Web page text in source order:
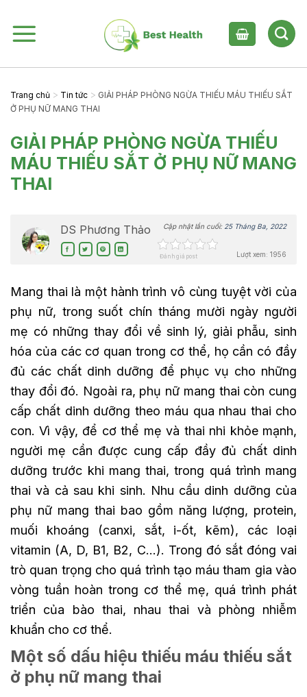
content
Trang chủ > Tin tức > GIẢI PHÁP PHÒNG NGỪA THIẾU MÁU THIẾU SẮT
Ở PHỤ NỮ MANG THAI
GIẢI PHÁP PHÒNG NGỪA THIẾU
MÁU THIẾU SẮT Ở PHỤ NỮ MANG
THAI
DS Phương Thảo Cập nhật lần cuối: 25 Tháng Ba, 2022
Đánh giá post Lượt xem: 1956
Mang thai là một hành trình vô cùng tuyệt vời của
phụ nữ, trong suốt chín tháng mười ngày người
mẹ có những thay đổi về sinh lý, giải phẫu, sinh
hóa của các cơ quan trong cơ thể, họ cần có đầy
đủ các chất dinh dưỡng để phục vụ cho những
thay đổi đó. Ngoài ra, phụ nữ mang thai còn cung
cấp chất dinh dưỡng theo máu qua nhau thai cho
con. Vì vậy, để cơ thể mẹ và thai nhi khỏe mạnh,
người mẹ cần được cung cấp đầy đủ chất dinh
dưỡng trước khi mang thai, trong quá trình mang
thai và cả sau khi sinh. Nhu cầu dinh dưỡng của
phụ nữ mang thai bao gồm năng lượng, protein,
muối khoáng (canxi, sắt, i-ốt, kẽm), các loại
vitamin (A, D, B1, B2, C…). Trong đó sắt đóng vai
trò quan trọng cho quá trình tạo máu tham gia vào
vòng tuần hoàn trong cơ thể mẹ, quá trình phát
triển của bào thai, nhau thai và phòng nhiễm
khuẩn cho cơ thể.
Một số dấu hiệu thiếu máu thiếu sắt
ở phụ nữ mang thai